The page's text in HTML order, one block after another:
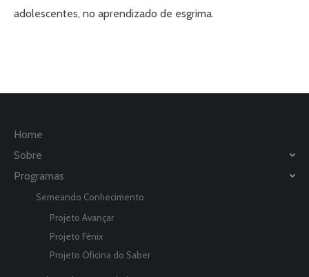
adolescentes, no aprendizado de esgrima.
Home
Sobre
Programas
Semeando Conhecimento
Projeto Avançar
Projeto Fênix
Projeto Oficina do Saber